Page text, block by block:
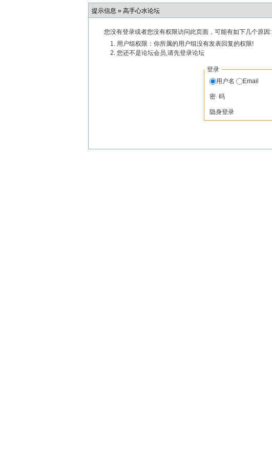
提示信息 » 高手心水论坛
您没有登录或者您没有权限访问此页面，可能有如下几个原因:
用户组权限：你所属的用户组没有发表回复的权限!
您还不是论坛会员,请先登录论坛
登录
用户名
Email
密 码
隐身登录